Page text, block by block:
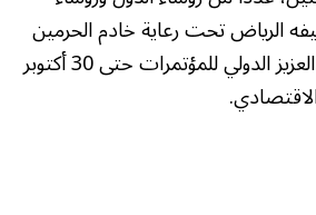
الرياض تحت رعاية خادم الحرمين
الشريفين الملك سلمان بن عبدالعزيز. ويُعقد المؤتمر في مركز الملك عبدالعزيز الدولي للمؤتمرات حتى 30 أكتوبر